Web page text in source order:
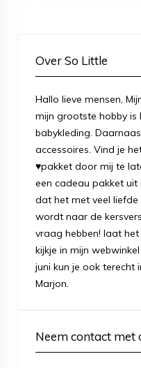
Over So Little
Hallo lieve mensen,
mijn grootste hobby is
babykleding.
accessoires. Vind je
♥pakket door mij te
een cadeau pakket
dat het met veel
wordt naar de
vraag hebben! laat
kijkje in mijn
juni kun je ook terecht
Marjon.
Neem contact met